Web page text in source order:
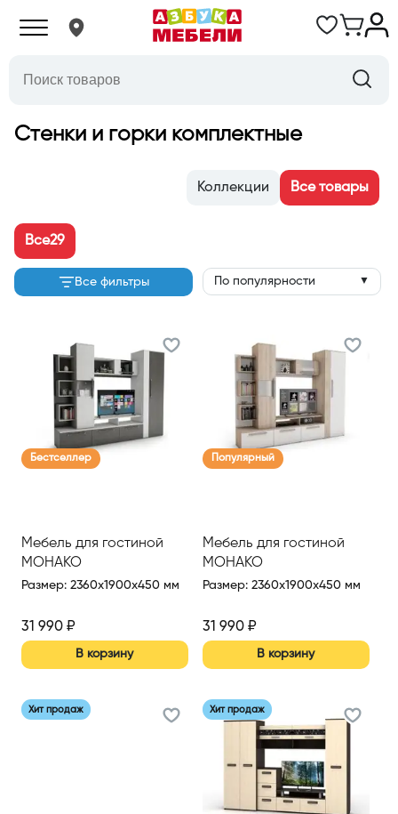
Стенки и горки комплектные
Коллекции Все товары
Все29
Все фильтры По популярности ▼
Бестселлер
Мебель для гостиной
МОНАКО
Размер: 2360x1900x450 мм
31 990 ₽
В корзину
Популярный
Мебель для гостиной
МОНАКО
Размер: 2360x1900x450 мм
31 990₽
В корзину
Хит продаж Хит продаж